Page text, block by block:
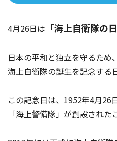
4月26日は 「海上自衛隊の日
日本の平和と独立を守るため
海上自衛隊の誕生を記念する
この記念日は、1952年4月26
「海上警備隊」が創設され